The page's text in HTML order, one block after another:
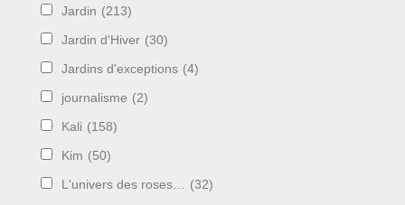
Jardin (213)
Jardin d'Hiver (30)
Jardins d'exceptions (4)
journalisme (2)
Kali (158)
Kim (50)
L'univers des roses… (32)